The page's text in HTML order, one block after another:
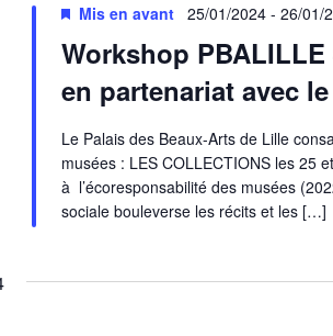
Workshop
en partenariat avec
Mis en avant 25/01/2024- 26/01/
Le Palais des Beaux-Arts de Lille
musées : LES COLLECTIONS les 25
à l’écoresponsabilité des musées
sociale bouleverse les récits et les […]